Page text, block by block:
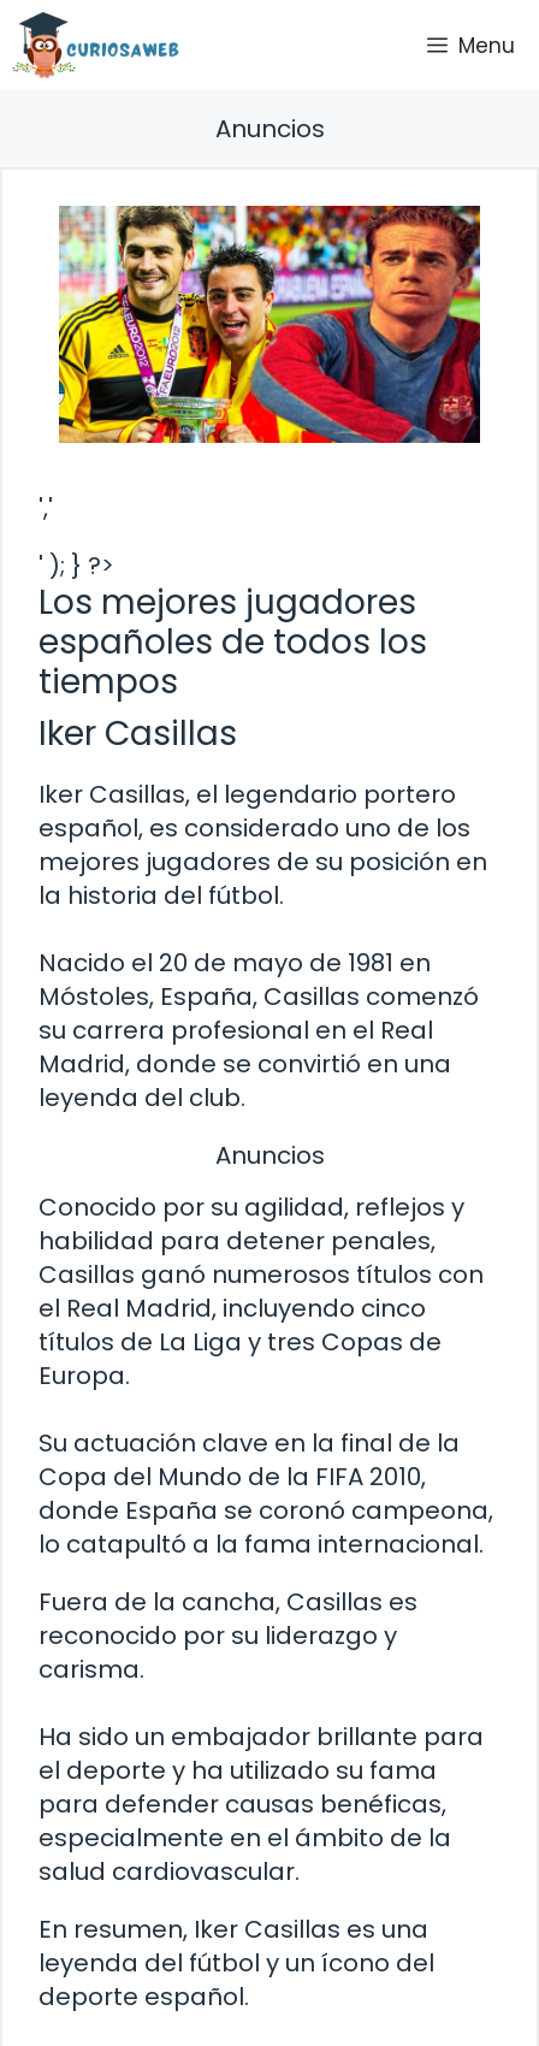
Saltar
contenido
Menu
Anuncios
','
' ); } ?>
Los mejores jugadores
españoles de todos los
tiempos
Iker Casillas
Iker Casillas, el legendario portero
español, es considerado uno de los
mejores jugadores de su posición en
la historia del fútbol.
Nacido el 20 de mayo de 1981 en
Móstoles, España, Casillas comenzó
su carrera profesional en el Real
Madrid, donde se convirtió en una
leyenda del club.
Anuncios
Conocido por su agilidad, reflejos y
habilidad para detener penales,
Casillas ganó numerosos títulos con
el Real Madrid, incluyendo cinco
títulos de La Liga y tres Copas de
Europa.
Su actuación clave en la final de la
Copa del Mundo de la FIFA 2010,
donde España se coronó campeona,
lo catapultó a la fama internacional.
Fuera de la cancha, Casillas es
reconocido por su liderazgo y
carisma.
Ha sido un embajador brillante para
el deporte y ha utilizado su fama
para defender causas benéficas,
especialmente en el ámbito de la
salud cardiovascular.
En resumen, Iker Casillas es una
leyenda del fútbol y un ícono del
deporte español.